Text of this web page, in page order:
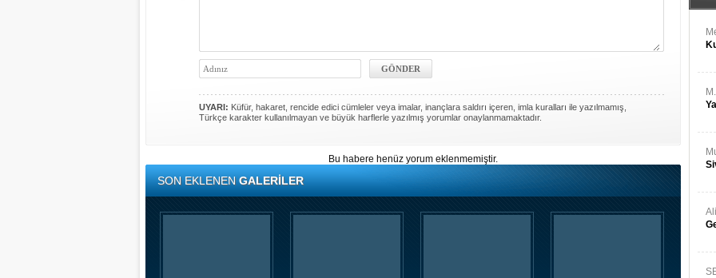
UYARI: Küfür, hakaret, rencide edici cümleler veya imalar, inançlara saldırı içeren, imla kuralları ile yazılmamış,
Türkçe karakter kullanılmayan ve büyük harflerle yazılmış yorumlar onaylanmamaktadır.
Bu habere henüz yorum eklenmemiştir.
SON EKLENENGALERİLER